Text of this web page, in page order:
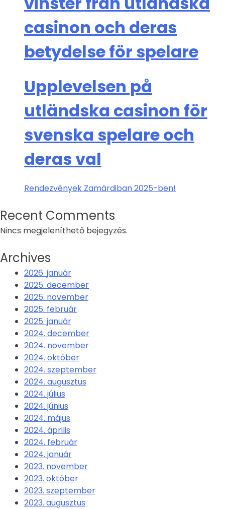
casinon och deras
betydelse för spelare
Upplevelsen på
utländska casinon för
svenska spelare och
deras val
Rendezvények Zamárdiban 2025-ben!
Recent Comments
Nincs megjeleníthető bejegyzés.
Archives
2026. január
2025. december
2025. november
2025. február
2025. január
2024. december
2024. november
2024. október
2024. szeptember
2024. augusztus
2024. július
2024. június
2024. május
2024. április
2024. február
2024. január
2023. november
2023. október
2023. szeptember
2023. augusztus